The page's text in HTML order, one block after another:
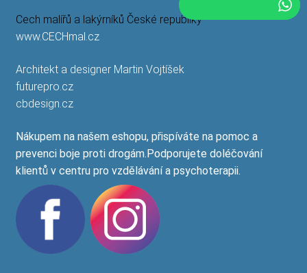
Cech malířů a lakýrníků České republiky
www.CECHmal.cz
Architekt a designer Martin Vojtíšek
futurepro.cz
cbdesign.cz
Nákupem na našem eshopu, přispíváte na pomoc a
prevenci boje proti drogám.Podporujete doléčování
klientů v centru pro vzdělávání a psychoterapii.